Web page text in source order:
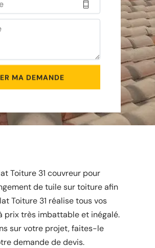
Toiture 31 couvreur pour
de tuile sur toiture afin
Toiture 31 réalise tous vos
prix très imbattable et inégalé.
sur votre projet, faites-le
demande de devis.